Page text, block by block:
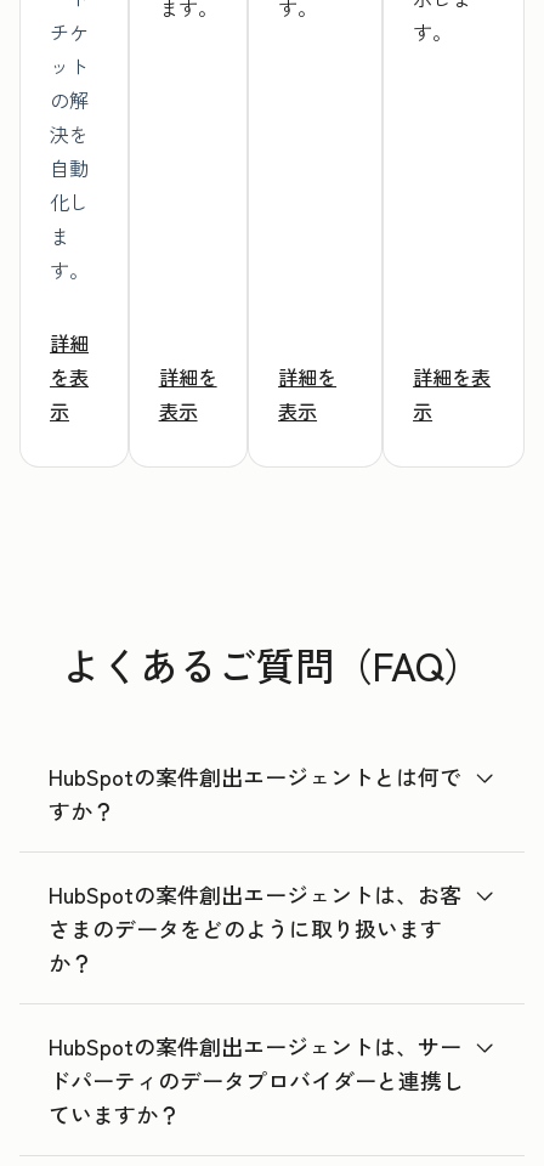
チケ
ット
の解
決を
自動
化し
ま
す。
詳細
を表
示
ます。
詳細を
表示
す。
詳細を
表示
す。
詳細を表
示
よくあるご質問（FAQ）
HubSpotの案件創出エージェントとは何で
すか？
HubSpotの案件創出エージェントは、お客
さまのデータをどのように取り扱います
か？
HubSpotの案件創出エージェントは、サー
ドパーティのデータプロバイダーと連携し
ていますか？